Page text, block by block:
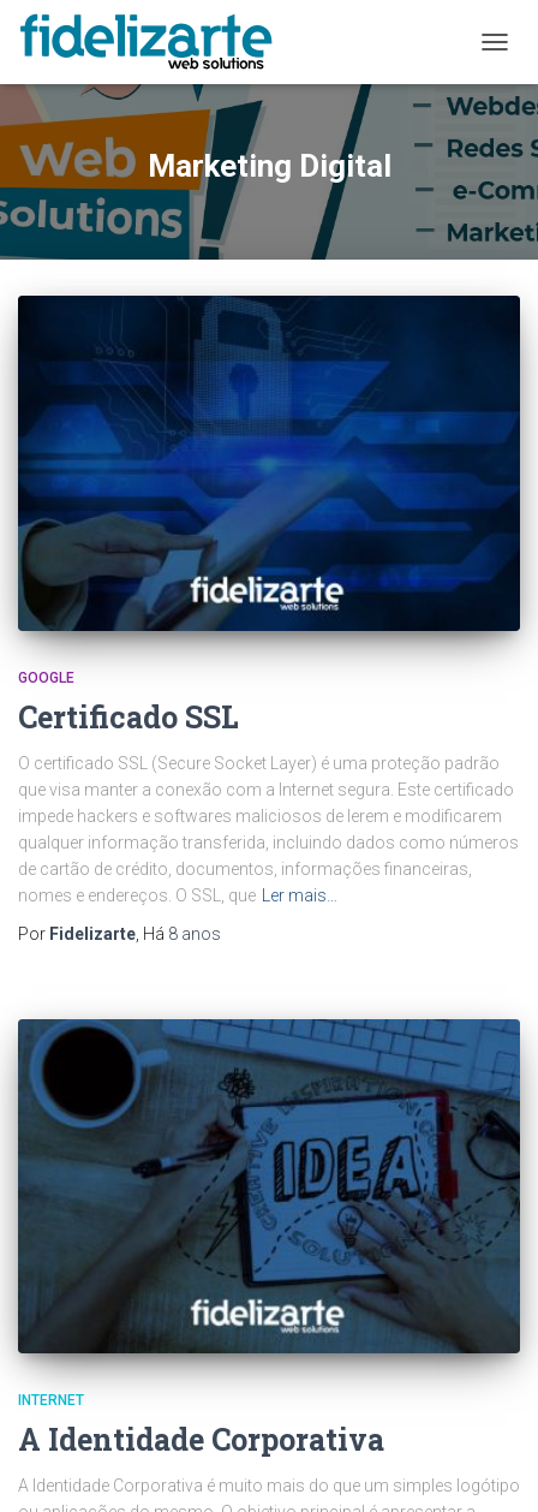
A
Marketing Digital
GOOGLE
Certificado SSL
O certificado SSL (Secure Socket Layer) é uma proteção padrão
que visa manter a conexão com a Internet segura. Este certificado
impede hackers e softwares maliciosos de lerem e modificarem
qualquer informação transferida, incluindo dados como números
de cartão de crédito, documentos, informações financeiras,
nomes e endereços. O SSL, que
Ler mais…
Por Fidelizarte , Há 8 anos
INTERNET
A Identidade Corporativa
A Identidade Corporativa é muito mais do que um simples logótipo